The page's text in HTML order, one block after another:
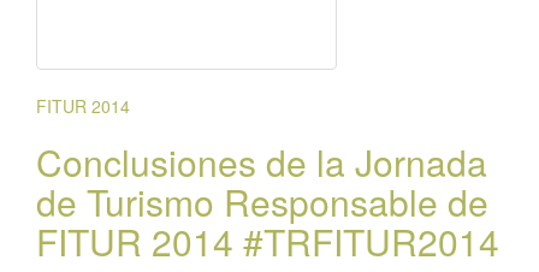
FITUR 2014
Conclusiones de la Jornada
de Turismo Responsable de
FITUR 2014 #TRFITUR2014